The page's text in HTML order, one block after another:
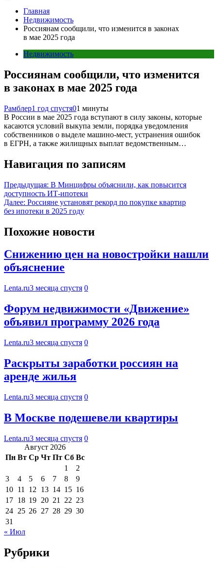
Главная
Недвижимость
Россиянам сообщили, что изменится в законах
в мае 2025 года
Недвижимость
Россиянам сообщили, что изменится
в законах в мае 2025 года
Рамблер1 год спустя01 минуты
В России в мае 2025 года вступают в силу законы, которые
касаются условий выкупа земли, порядка уведомления
собственников о выделе машино-мест, устранения ошибок
в ЕГРН, а также жилищных выплат ведомственным…
Навигация по записям
Предыдущая: В Минцифры объяснили, как повысится
доступность ИТ-ипотеки
Далее: Россияне установят рекорд по покупке квартир
без ипотеки в 2025 году
Похожие новости
Снижению цен на новостройки нашли
объяснение
Lenta.ru3 месяца спустя 0
Форум недвижимости «Движение»
объявил программу 2026 года
Lenta.ru3 месяца спустя 0
Раскрыты заработки россиян на
аренде жилья
Lenta.ru3 месяца спустя 0
В Москве подешевели квартиры
Lenta.ru3 месяца спустя 0
Август 2026
Пн Вт Ср Чт Пт Сб Вс
1
2
3
4 5 6 7 8
9
10 11 12 13 14 15 16
17 18 19 20 21 22 23
24 25 26 27 28 29 30
31
« Июл
Рубрики